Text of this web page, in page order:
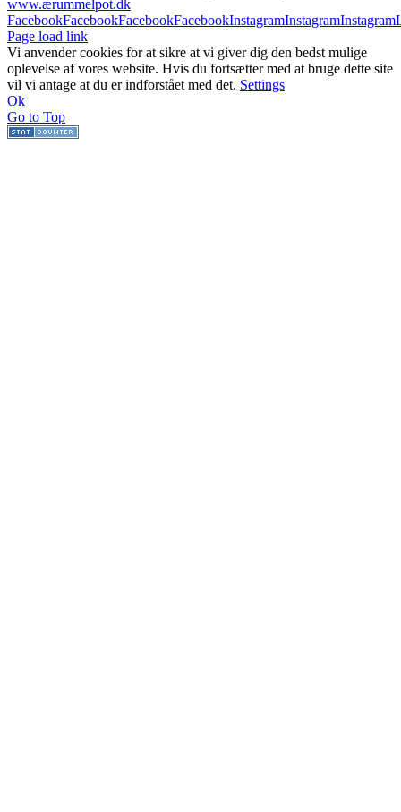
www.ærummelpot.dk
FacebookFacebookFacebookFacebookInstagramInstagramInstagram
Page load link
Vi anvender cookies for at sikre at vi giver dig den bedst mulige
oplevelse af vores website. Hvis du fortsætter med at bruge dette site
vil vi antage at du er indforstået med det. Settings
Ok
Go to Top